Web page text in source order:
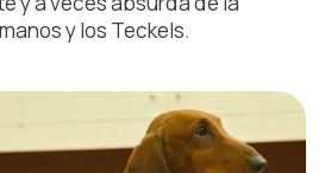
y los Teckels.